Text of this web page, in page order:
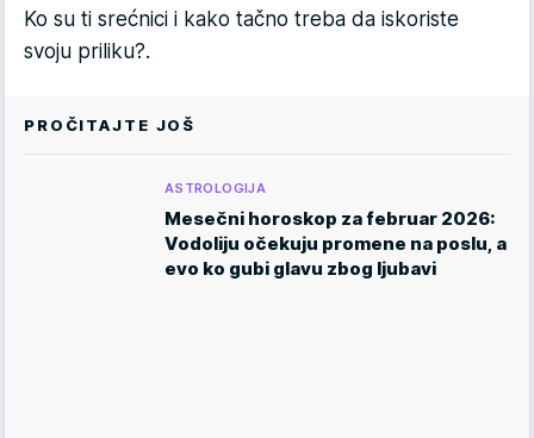
Ko su ti srećnici i kako tačno treba da iskoriste
svoju priliku?.
PROČITAJTE JOŠ
ASTROLOGIJA
Mesečni horoskop za februar 2026:
Vodoliju očekuju promene na poslu, a
evo ko gubi glavu zbog ljubavi